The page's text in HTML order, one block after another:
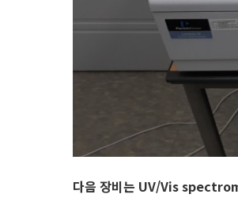
다음 장비는 UV/Vis